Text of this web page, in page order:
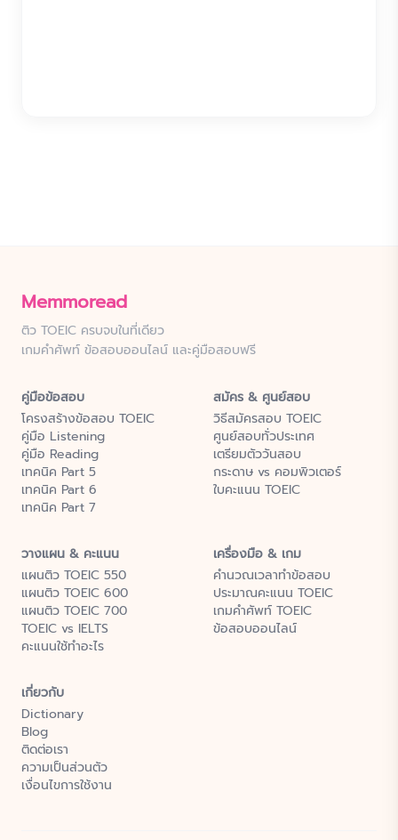
Memmoread
ติว TOEIC ครบจบในที่เดียว
เกมคำศัพท์ ข้อสอบออนไลน์ และคู่มือสอบฟรี
คู่มือข้อสอบ
โครงสร้างข้อสอบ TOEIC
คู่มือ Listening
คู่มือ Reading
เทคนิค Part 5
เทคนิค Part 6
เทคนิค Part 7
สมัคร & ศูนย์สอบ
วิธีสมัครสอบ TOEIC
ศูนย์สอบทั่วประเทศ
เตรียมตัววันสอบ
กระดาษ vs คอมพิวเตอร์
ใบคะแนน TOEIC
วางแผน & คะแนน
แผนติว TOEIC 550
แผนติว TOEIC 600
แผนติว TOEIC 700
TOEIC vs IELTS
คะแนนใช้ทำอะไร
เครื่องมือ & เกม
คำนวณเวลาทำข้อสอบ
ประมาณคะแนน TOEIC
เกมคำศัพท์ TOEIC
ข้อสอบออนไลน์
เกี่ยวกับ
Dictionary
Blog
ติดต่อเรา
ความเป็นส่วนตัว
เงื่อนไขการใช้งาน